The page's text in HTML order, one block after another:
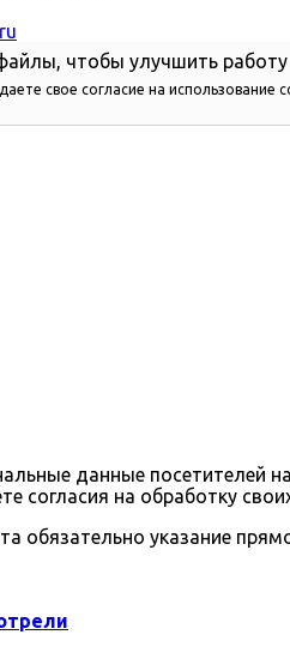
чтобы улучшить
свое согласие на
данные посетителей
согласия на обработку
обязательно указание